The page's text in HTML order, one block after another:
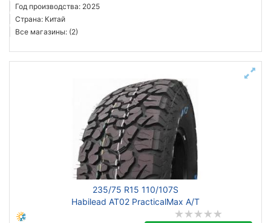
Год производства: 2025
Страна: Китай
Все магазины: (2)
235/75 R15 110/107S
Habilead AT02 PracticalMax A/T